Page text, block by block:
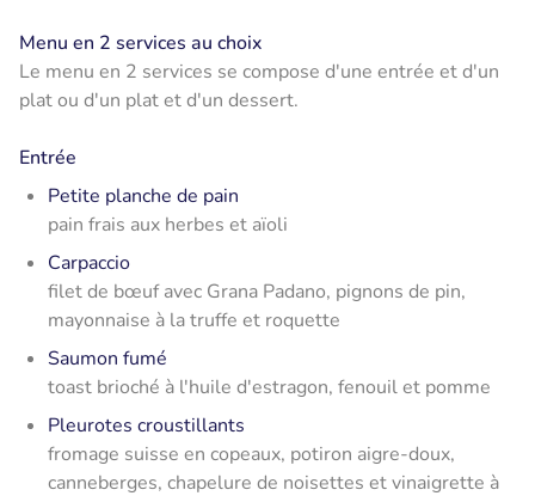
Menu en 2 services au choix
Le menu en 2 services se compose d'une entrée et d'un
plat ou d'un plat et d'un dessert.
Entrée
Petite planche de pain
pain frais aux herbes et aïoli
Carpaccio
filet de bœuf avec Grana Padano, pignons de pin,
mayonnaise à la truffe et roquette
Saumon fumé
toast brioché à l'huile d'estragon, fenouil et pomme
Pleurotes croustillants
fromage suisse en copeaux, potiron aigre-doux,
canneberges, chapelure de noisettes et vinaigrette à